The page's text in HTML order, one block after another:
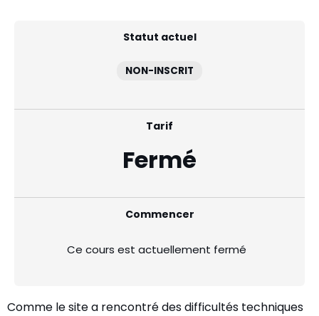
Statut actuel
NON-INSCRIT
Tarif
Fermé
Commencer
Ce cours est actuellement fermé
Comme le site a rencontré des difficultés techniques